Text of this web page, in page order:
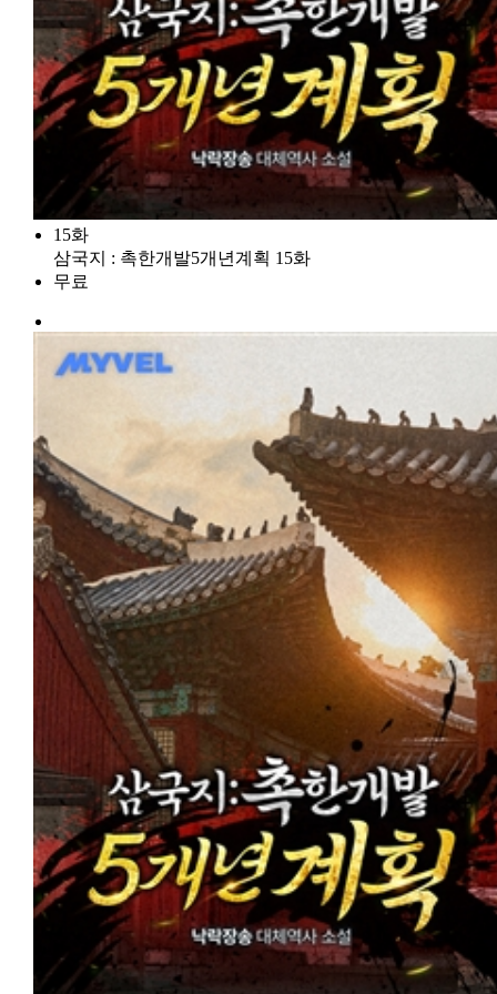
15화
삼국지 : 촉한개발5개년계획 15화
무료